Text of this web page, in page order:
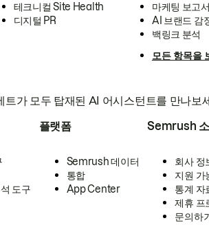
테크니컬 Site Health
디지털 PR
마케팅 보고
AI 브랜드 감
백링크 분석
모든 항목을
가 모두 탑재된 AI 어시스턴트를 만나보
도구
플랫폼
Semrush 데이터
통합
App Center
Semrush
회사 정
지원 가
통계 자
제휴 프
문의하